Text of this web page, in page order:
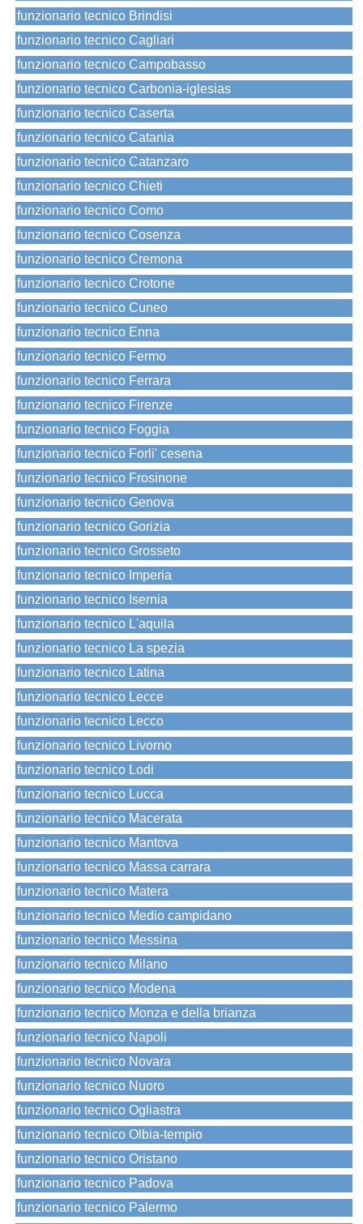
funzionario tecnico Brindisi
funzionario tecnico Cagliari
funzionario tecnico Campobasso
funzionario tecnico Carbonia-iglesias
funzionario tecnico Caserta
funzionario tecnico Catania
funzionario tecnico Catanzaro
funzionario tecnico Chieti
funzionario tecnico Como
funzionario tecnico Cosenza
funzionario tecnico Cremona
funzionario tecnico Crotone
funzionario tecnico Cuneo
funzionario tecnico Enna
funzionario tecnico Fermo
funzionario tecnico Ferrara
funzionario tecnico Firenze
funzionario tecnico Foggia
funzionario tecnico Forli' cesena
funzionario tecnico Frosinone
funzionario tecnico Genova
funzionario tecnico Gorizia
funzionario tecnico Grosseto
funzionario tecnico Imperia
funzionario tecnico Isernia
funzionario tecnico L'aquila
funzionario tecnico La spezia
funzionario tecnico Latina
funzionario tecnico Lecce
funzionario tecnico Lecco
funzionario tecnico Livorno
funzionario tecnico Lodi
funzionario tecnico Lucca
funzionario tecnico Macerata
funzionario tecnico Mantova
funzionario tecnico Massa carrara
funzionario tecnico Matera
funzionario tecnico Medio campidano
funzionario tecnico Messina
funzionario tecnico Milano
funzionario tecnico Modena
funzionario tecnico Monza e della brianza
funzionario tecnico Napoli
funzionario tecnico Novara
funzionario tecnico Nuoro
funzionario tecnico Ogliastra
funzionario tecnico Olbia-tempio
funzionario tecnico Oristano
funzionario tecnico Padova
funzionario tecnico Palermo